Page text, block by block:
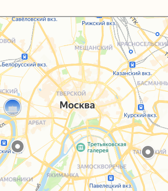
Sospeso wrap
О нас
Услуги Блог